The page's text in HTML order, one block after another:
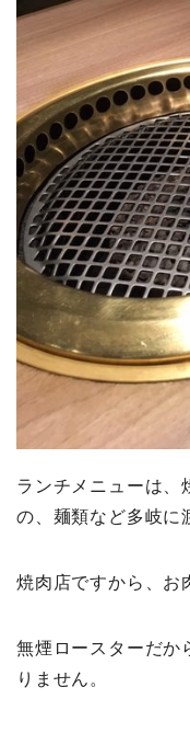
ランチメニューは、
の、麺類など多岐に
焼肉店ですから、お
無煙ロースターだか
りません。